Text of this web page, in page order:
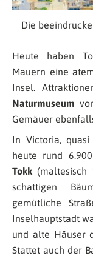
Die
Heute haben
Mauern eine
Insel.
Naturmuseum
Gemäuer
In Victoria,
heute rund
Tokk
schattigen
gemütliche
Inselhauptstadt
und alte Häuser
Stattet auch der